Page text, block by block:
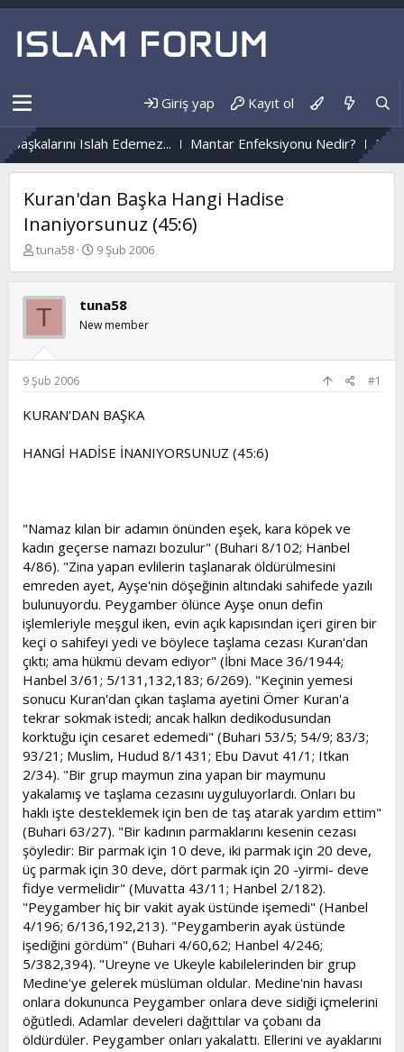
Giriş yap Kayıt ol
Islah Edemez... Mantar Enfeksiyonu Nedir? Nüzûlden
Kuran'dan Başka Hangi Hadise
Inaniyorsunuz (45:6)
K
b
u
u
b
a
a
tuna58
B
a
n
ı
a
h
9 Şub 2006
T tuna58
New member
9 Şub 2006 #1
KURAN'DAN BAŞKA
HANGİ HADİSE İNANIYORSUNUZ (45:6)
"Namaz kılan bir adamın önünden eşek, kara köpek ve
kadın geçerse namazı bozulur" (Buhari 8/102; Hanbel
4/86). "Zina yapan evlilerin taşlanarak öldürülmesini
emreden ayet, Ayşe'nin döşeğinin altındaki sahifede yazılı
bulunuyordu. Peygamber ölünce Ayşe onun defin
işlemleriyle meşgul iken, evin açık kapısından içeri giren bir
keçi o sahifeyi yedi ve böylece taşlama cezası Kuran'dan
çıktı; ama hükmü devam ediyor" (İbni Mace 36/1944;
Hanbel 3/61; 5/131,132,183; 6/269). "Keçinin yemesi
sonucu Kuran'dan çıkan taşlama ayetini Ömer Kuran'a
tekrar sokmak istedi; ancak halkın dedikodusundan
korktuğu için cesaret edemedi" (Buhari 53/5; 54/9; 83/3;
93/21; Muslim, Hudud 8/1431; Ebu Davut 41/1; Itkan
2/34). "Bir grup maymun zina yapan bir maymunu
yakalamış ve taşlama cezasını uyguluyorlardı. Onları bu
haklı işte desteklemek için ben de taş atarak yardım ettim"
(Buhari 63/27). "Bir kadının parmaklarını kesenin cezası
şöyledir: Bir parmak için 10 deve, iki parmak için 20 deve,
üç parmak için 30 deve, dört parmak için 20 -yirmi- deve
fidye vermelidir" (Muvatta 43/11; Hanbel 2/182).
"Peygamber hiç bir vakit ayak üstünde işemedi" (Hanbel
4/196; 6/136,192,213). "Peygamberin ayak üstünde
işediğini gördüm" (Buhari 4/60,62; Hanbel 4/246;
5/382,394). "Ureyne ve Ukeyle kabilelerinden bir grup
Medine'ye gelerek müslüman oldular. Medine'nin havası
onlara dokununca Peygamber onlara deve sidiği içmelerini
öğütledi. Adamlar develeri dağıttılar va çobanı da
öldürdüler. Peygamber onları yakalattı. Ellerini ve ayaklarını